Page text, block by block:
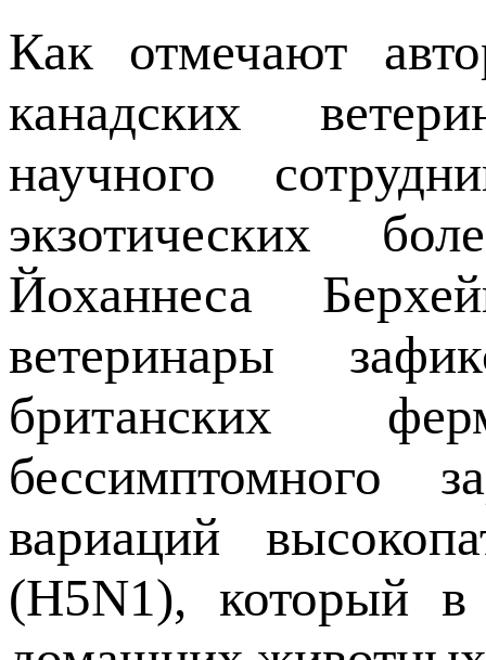
Как отмечают
канадских
научного
экзотических
Йоханнеса
ветеринары
британских
бессимптомного
вариаций
(H5N1), который